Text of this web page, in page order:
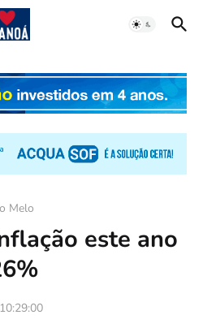
Melo
este ano
10:29:00